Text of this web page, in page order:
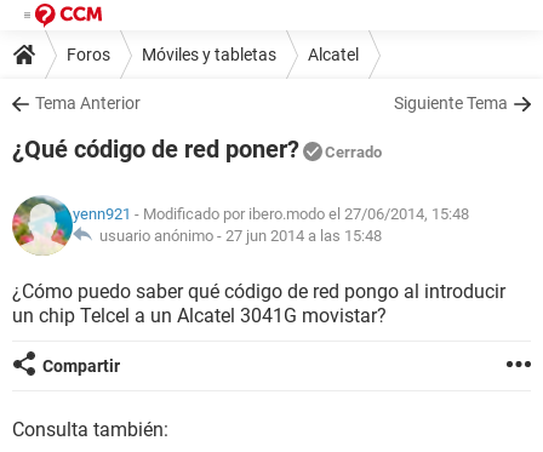
Foros Móviles y tabletas Alcatel
Tema Anterior Siguiente Tema
¿Qué código de red poner? Cerrado
yenn921 - Modificado por ibero.modo el 27/06/2014, 15:48
usuario anónimo - 27 jun 2014 a las 15:48
¿Cómo puedo saber qué código de red pongo al introducir
un chip Telcel a un Alcatel 3041G movistar?
Compartir
Consulta también: